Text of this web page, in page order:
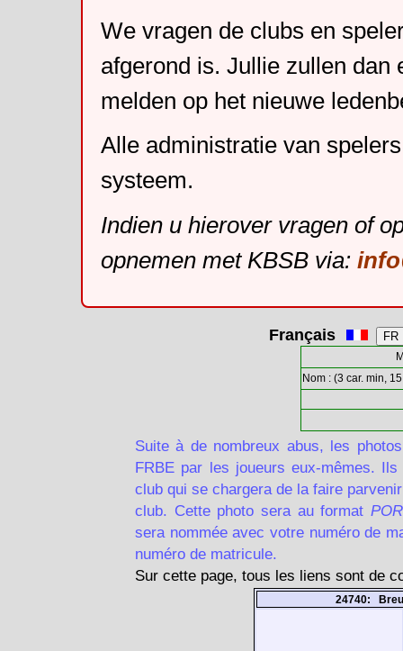
We vragen de clubs en
afgerond is. Jullie zullen dan
melden op het nieuwe
Alle administratie van
systeem.
Indien u hierover vragen of
opnemen met KBSB via:
Français
Nom : (3 car. min,
Suite à de nombreux abus, les
FRBE par les joueurs eux-mêmes.
club qui se chargera de la faire
club. Cette photo sera au format
sera nommée avec votre numéro de
numéro de matricule.
Sur cette page, tous les liens sont de
24740: